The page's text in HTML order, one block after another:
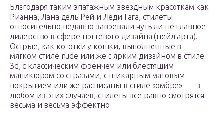
Благодаря таким эпатажным звездным красоткам как
Рианна, Лана дель Рей и Леди Гага, стилеты
относительно недавно завоевали чуть ли не главное
лидерство в сфере ногтевого дизайна (нейл арта).
Острые, как коготки у кошки, выполненные в
мягком стиле nude или же с ярким дизайном в стиле
3d, с классическим френчем или блестящим
маникюром со стразами, с шикарным матовым
покрытием или же расписаны в стиле «омбре» — в
любом из этих случаев, стилеты все равно смотрятся
весьма и весьма эффектно